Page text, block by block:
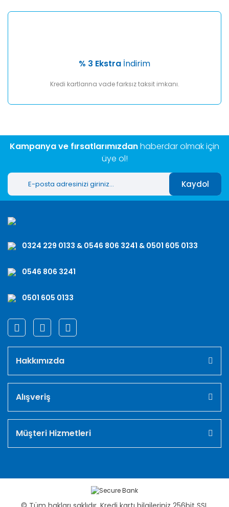
% 3 Ekstra İndirim
Kredi kartlarına vade farksız taksit imkanı.
Kampanya ve fırsatlarımızdanhaberdar olmak için
üye ol!
Kaydol
0324 229 0133 & 0546 806 3241 & 0501 605 0133
0546 806 3241
0501 605 0133
Hakkımızda
Alışveriş
Müşteri Hizmetleri